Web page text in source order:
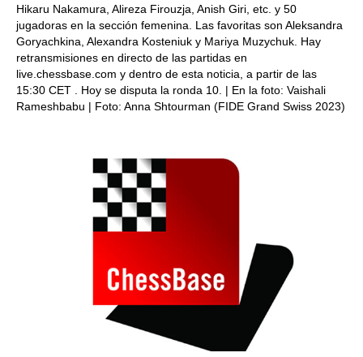
Hikaru Nakamura, Alireza Firouzja, Anish Giri, etc. y 50
jugadoras en la sección femenina. Las favoritas son Aleksandra
Goryachkina, Alexandra Kosteniuk y Mariya Muzychuk. Hay
retransmisiones en directo de las partidas en
live.chessbase.com y dentro de esta noticia, a partir de las
15:30 CET . Hoy se disputa la ronda 10. | En la foto: Vaishali
Rameshbabu | Foto: Anna Shtourman (FIDE Grand Swiss 2023)